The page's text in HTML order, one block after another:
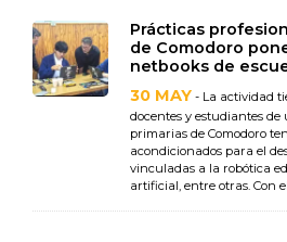
Prácticas
de Comodoro
netbooks de
30 MAY - La actividad
docentes y estudiantes de
primarias de Comodoro
acondicionados para el
vinculadas a la robótica
artificial, entre otras. Con